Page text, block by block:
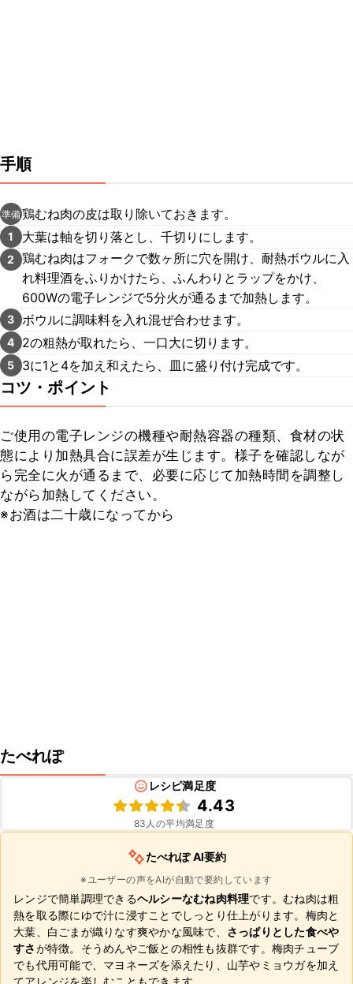
手順
準備鶏むね肉の皮は取り除いておきます。
1 大葉は軸を切り落とし、千切りにします。
2
鶏むね肉はフォークで数ヶ所に穴を開け、耐熱ボウルに入
れ料理酒をふりかけたら、ふんわりとラップをかけ、
600Wの電子レンジで5分火が通るまで加熱します。
3 ボウルに調味料を入れ混ぜ合わせます。
4 2の粗熱が取れたら、一口大に切ります。
5 3に1と4を加え和えたら、皿に盛り付け完成です。
コツ・ポイント
ご使用の電子レンジの機種や耐熱容器の種類、食材の状
態により加熱具合に誤差が生じます。様子を確認しなが
ら完全に火が通るまで、必要に応じて加熱時間を調整し
ながら加熱してください。
※お酒は二十歳になってから
たべれぽ
レシピ満足度
4.43
83 人の平均満足度
たべれぽ AI要約
※ユーザーの声をAIが自動で要約しています
レンジで簡単調理できるヘルシーなむね肉料理です。むね肉は粗
熱を取る際にゆで汁に浸すことでしっとり仕上がります。梅肉と
大葉、白ごまが織りなす爽やかな風味で、 さっぱりとした食べや
すさが特徴。そうめんやご飯との相性も抜群です。梅肉チューブ
でも代用可能で、マヨネーズを添えたり、山芋やミョウガを加え
てアレンジを楽しむこともできます。